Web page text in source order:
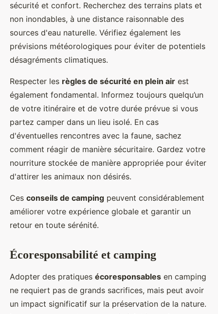
sécurité et confort. Recherchez des terrains plats et
non inondables, à une distance raisonnable des
sources d'eau naturelle. Vérifiez également les
prévisions météorologiques pour éviter de potentiels
désagréments climatiques.
Respecter les règles de sécurité en plein air est
également fondamental. Informez toujours quelqu’un
de votre itinéraire et de votre durée prévue si vous
partez camper dans un lieu isolé. En cas
d'éventuelles rencontres avec la faune, sachez
comment réagir de manière sécuritaire. Gardez votre
nourriture stockée de manière appropriée pour éviter
d'attirer les animaux non désirés.
Ces conseils de camping peuvent considérablement
améliorer votre expérience globale et garantir un
retour en toute sérénité.
Écoresponsabilité et camping
Adopter des pratiques écoresponsables en camping
ne requiert pas de grands sacrifices, mais peut avoir
un impact significatif sur la préservation de la nature.